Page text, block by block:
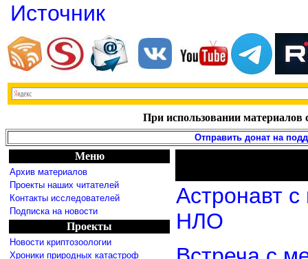
Источник
При использовании материалов
Отправить донат на
Меню
Архив материалов
Проекты наших читателей
Контакты исследователей
Подписка на новости
Проекты
Новости криптозоологии
Хроники природных катастроф
Астронавт
НЛО